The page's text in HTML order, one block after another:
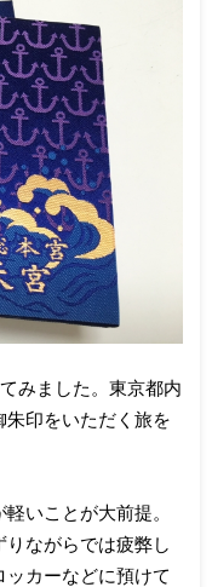
みました。東京都内
印をいただく旅を
いことが大前提。
ながらでは疲弊し
カーなどに預けて